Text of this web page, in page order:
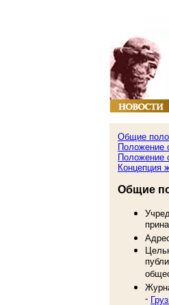
Общие
Положение
Положение
Концепция
Общие
-